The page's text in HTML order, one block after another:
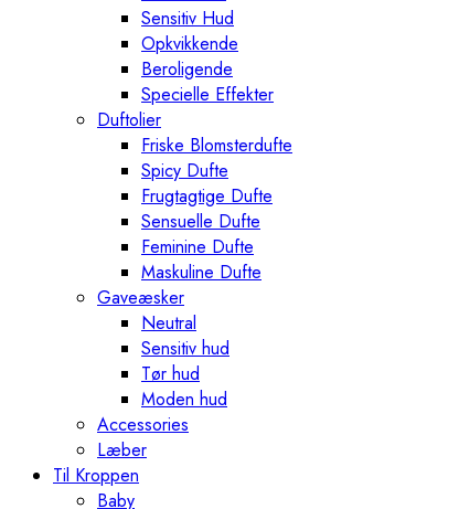
Sensitiv Hud
Opkvikkende
Beroligende
Specielle Effekter
Duftolier
Friske Blomsterdufte
Spicy Dufte
Frugtagtige Dufte
Sensuelle Dufte
Feminine Dufte
Maskuline Dufte
Gaveæsker
Neutral
Sensitiv hud
Tør hud
Moden hud
Accessories
Læber
Til Kroppen
Baby